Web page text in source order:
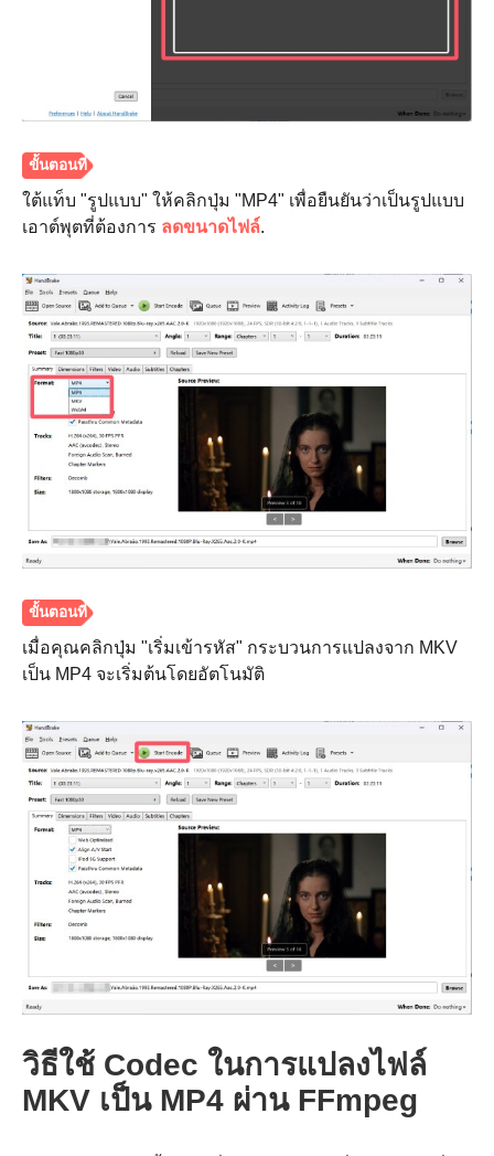
ขั้นตอนที่
1.
ใต้แท็บ "รูปแบบ" ให้คลิกปุ่ม "MP4" เพื่อยืนยันว่าเป็นรูปแบบ
เอาต์พุตที่ต้องการ ลดขนาดไฟล์.
เมื่อคุณคลิกปุ่ม "เริ่มเข้ารหัส" กระบวนการแปลงจาก MKV
เป็น MP4 จะเริ่มต้นโดยอัตโนมัติ
วิธีใช้ Codec ในการแปลงไฟล์
MKV เป็น MP4 ผ่าน FFmpeg